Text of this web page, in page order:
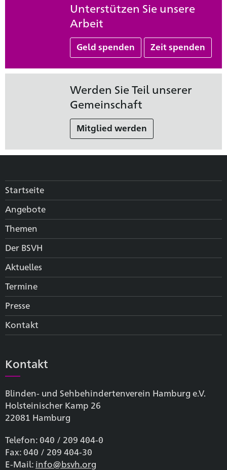
Unterstützen Sie unsere
Arbeit
Geld spenden Zeit spenden
Werden Sie Teil unserer
Gemeinschaft
Mitglied werden
Startseite
Angebote
Themen
Der BSVH
Aktuelles
Termine
Presse
Kontakt
Kontakt
Blinden- und Sehbehinderten­verein Hamburg e.V.
Holsteinischer Kamp 26
22081 Hamburg
Telefon: 040 / 209 404-0
Fax: 040 / 209 404-30
E-Mail: info@bsvh.org